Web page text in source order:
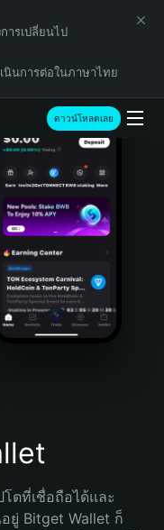
ารเปลี่ยนไป
นินการต่อในภาษาไทย
ดาวน์โหลดเลย
ตที่เชื่อถือได้และ
ยู่ Bitget Wallet ก็